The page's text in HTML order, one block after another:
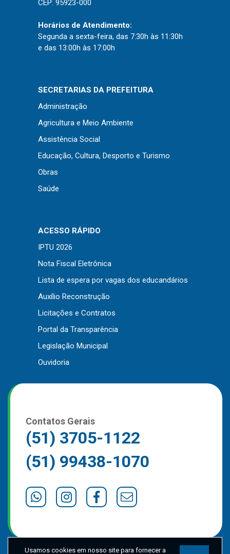
Diário Oficial (Até 30/04)
Recursos Humanos
Concursos
Instruções Normativas
Licitações
Dispensas e Inexigibilidades
Chamamentos Públicos
Leis, Decretos e Portarias
Transparência
Portal da Transparência
Radar da Transparência
Cespro
Downloads
Usamos cookies em nosso site para fornecer a
CEP: 95923-000
Horários de Atendimento:
Segunda a sexta-feira, das 7:30h às 11:30h
e das 13:00h às 17:00h
SECRETARIAS DA PREFEITURA
Administração
Agricultura e Meio Ambiente
Assistência Social
Educação, Cultura, Desporto e Turismo
Obras
Saúde
ACESSO RÁPIDO
IPTU 2026
Nota Fiscal Eletrônica
Lista de espera por vagas dos educandários
Auxílio Reconstrução
Licitações e Contratos
Portal da Transparência
Legislação Municipal
Ouvidoria
Contatos Gerais
(51) 3705-1122
(51) 99438-1070